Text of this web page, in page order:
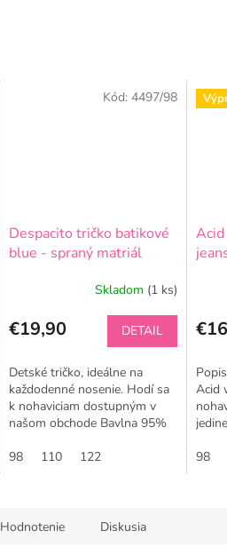
Despacito tričko batikové
blue - spraný matriál
Skladom (1 ks)
€19,90 DETAIL
Detské tričko, ideálne na
každodenné nosenie. Hodí sa
k nohaviciam dostupným v
našom obchode Bavlna 95%
tričko, ktoré sa dá ľahko zladiť
98 110 122
Kód: 4497/98
Acid
98
Hodnotenie Diskusia